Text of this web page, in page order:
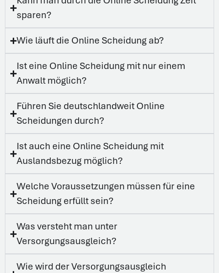
sparen?
Wie läuft die Online Scheidung ab?
Ist eine Online Scheidung mit nur einem
Anwalt möglich?
Führen Sie deutschlandweit Online
Scheidungen durch?
Ist auch eine Online Scheidung mit
Auslandsbezug möglich?
Welche Voraussetzungen müssen für eine
Scheidung erfüllt sein?
Was versteht man unter
Versorgungsausgleich?
Wie wird der Versorgungsausgleich